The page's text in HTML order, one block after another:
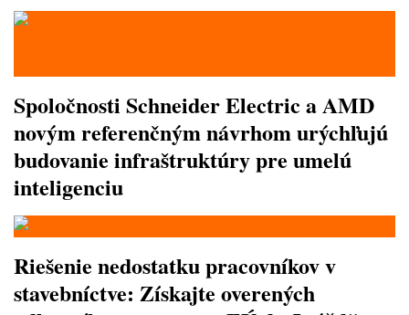
Spoločnosti Schneider Electric a AMD
novým referenčným návrhom urýchľujú
budovanie infraštruktúry pre umelú
inteligenciu
Riešenie nedostatku pracovníkov v
stavebníctve: Získajte overených